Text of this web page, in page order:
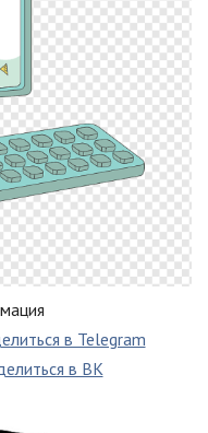
в Telegram
в ВК